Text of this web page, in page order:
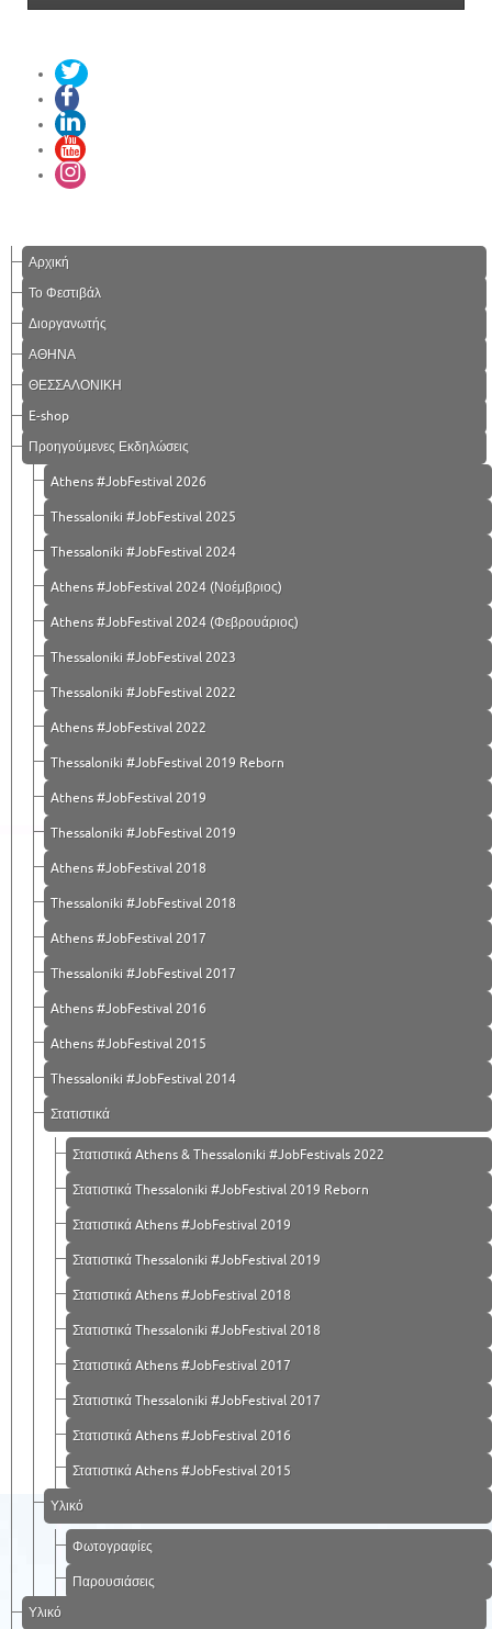
Αρχική
Το Φεστιβάλ
Διοργανωτής
ΑΘΗΝΑ
ΘΕΣΣΑΛΟΝΙΚΗ
E-shop
Προηγούμενες Εκδηλώσεις
Athens #JobFestival 2026
Thessaloniki #JobFestival 2025
Thessaloniki #JobFestival 2024
Athens #JobFestival 2024 (Νοέμβριος)
Athens #JobFestival 2024 (Φεβρουάριος)
Thessaloniki #JobFestival 2023
Thessaloniki #JobFestival 2022
Athens #JobFestival 2022
Thessaloniki #JobFestival 2019 Reborn
Athens #JobFestival 2019
Thessaloniki #JobFestival 2019
Athens #JobFestival 2018
Thessaloniki #JobFestival 2018
Athens #JobFestival 2017
Τhessaloniki #JobFestival 2017
Athens #JobFestival 2016
Athens #JobFestival 2015
Thessaloniki #JobFestival 2014
Στατιστικά
Στατιστικά Athens & Thessaloniki #JobFestivals 2022
Στατιστικά Thessaloniki #JobFestival 2019 Reborn
Στατιστικά Athens #JobFestival 2019
Στατιστικά Thessaloniki #JobFestival 2019
Στατιστικά Athens #JobFestival 2018
Στατιστικά Thessaloniki #JobFestival 2018
Στατιστικά Athens #JobFestival 2017
Στατιστικά Thessaloniki #JobFestival 2017
Στατιστικά Athens #JobFestival 2016
Στατιστικά Athens #JobFestival 2015
Υλικό
Φωτογραφίες
Παρουσιάσεις
Υλικό